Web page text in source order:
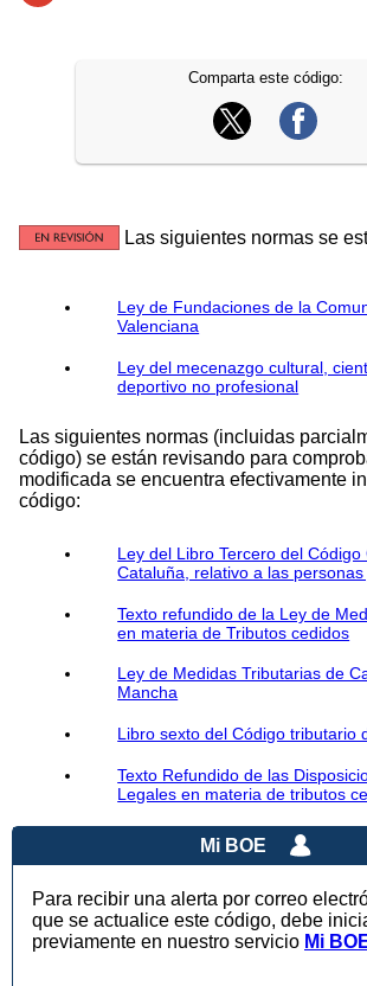
Comparta este código:
Las siguientes normas se
Ley de Fundaciones de la
Valenciana
Ley del mecenazgo cultural,
deportivo no profesional
Las siguientes normas (incluidas
código) se están revisando para
modificada se encuentra efectivamente
código:
Ley del Libro Tercero del Código
Cataluña, relativo a las
Texto refundido de la Ley de
en materia de Tributos cedidos
Ley de Medidas Tributarias de
Mancha
Libro sexto del Código tributario
Texto Refundido de las
Legales en materia de tributos
Mi BOE
Para recibir una alerta por correo
que se actualice este código, debe
previamente en nuestro servicio Mi